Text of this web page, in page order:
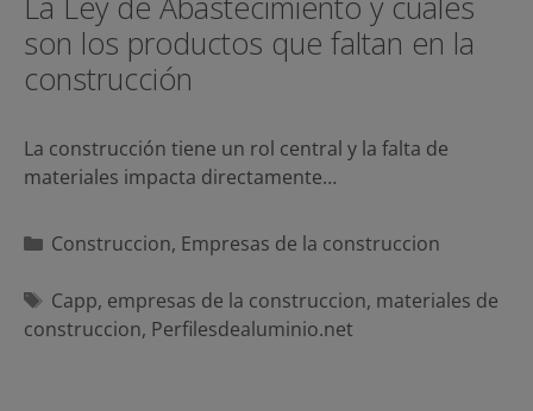
son los productos que faltan en la
construcción
La construcción tiene un rol central y la falta de
materiales impacta directamente…
Categorías
Construccion, Empresas de la construccion
Etiquetas
Capp, empresas de la construccion, materiales de
construccion, Perfilesdealuminio.net